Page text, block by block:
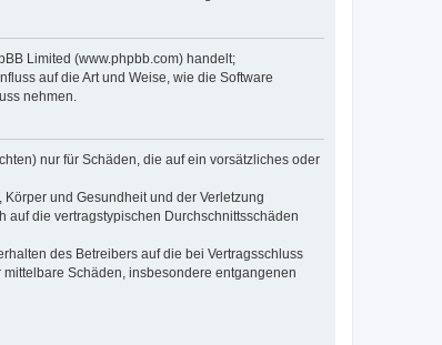
Limited (www.phpbb.com) handelt;
auf die Art und Weise, wie die Software
nehmen.
nur für Schäden, die auf ein vorsätzliches oder
und Gesundheit und der Verletzung
die vertragstypischen Durchschnittsschäden
des Betreibers auf die bei Vertragsschluss
Schäden, insbesondere entgangenen